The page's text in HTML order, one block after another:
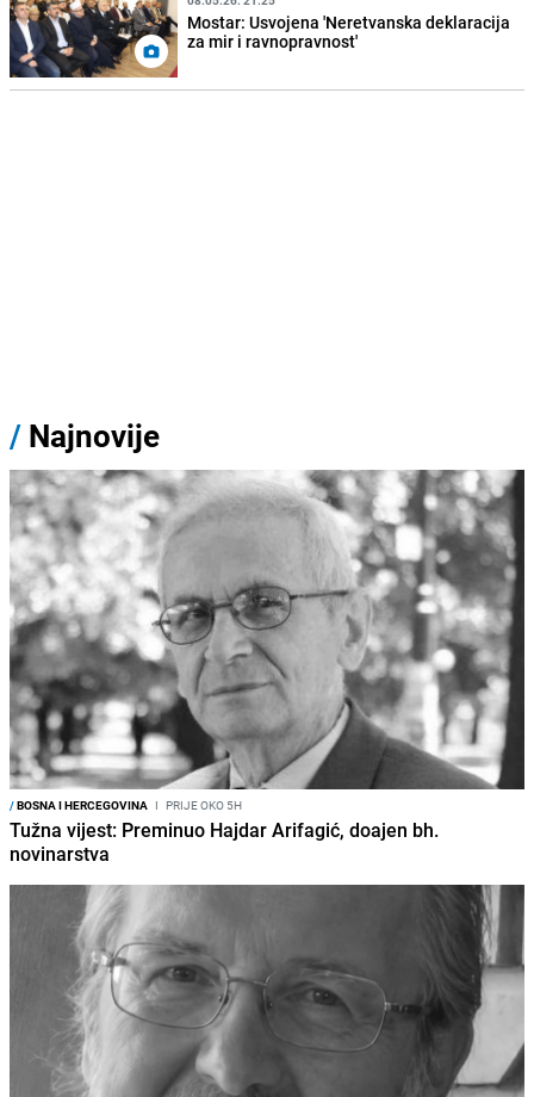
Mostar: Usvojena 'Neretvanska deklaracija
za mir i ravnopravnost'
/ Najnovije
/BOSNA I HERCEGOVINA I PRIJE OKO 5H
Tužna vijest: Preminuo Hajdar Arifagić, doajen bh.
novinarstva